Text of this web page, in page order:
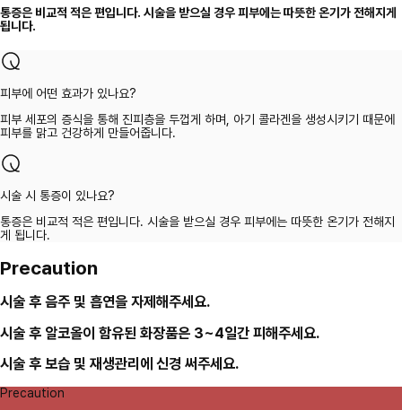
통증은 비교적 적은 편입니다. 시술을 받으실 경우 피부에는 따뜻한 온기가 전해지게
됩니다.
피부에 어떤 효과가 있나요?
피부 세포의 증식을 통해 진피층을 두껍게 하며, 아기 콜라겐을 생성시키기 때문에
피부를 맑고 건강하게 만들어줍니다.
시술 시 통증이 있나요?
통증은 비교적 적은 편입니다. 시술을 받으실 경우 피부에는 따뜻한 온기가 전해지
게 됩니다.
Precaution
시술 후 음주 및 흡연을 자제해주세요.
시술 후 알코올이 함유된 화장품은 3~4일간 피해주세요.
시술 후 보습 및 재생관리에 신경 써주세요.
Precaution